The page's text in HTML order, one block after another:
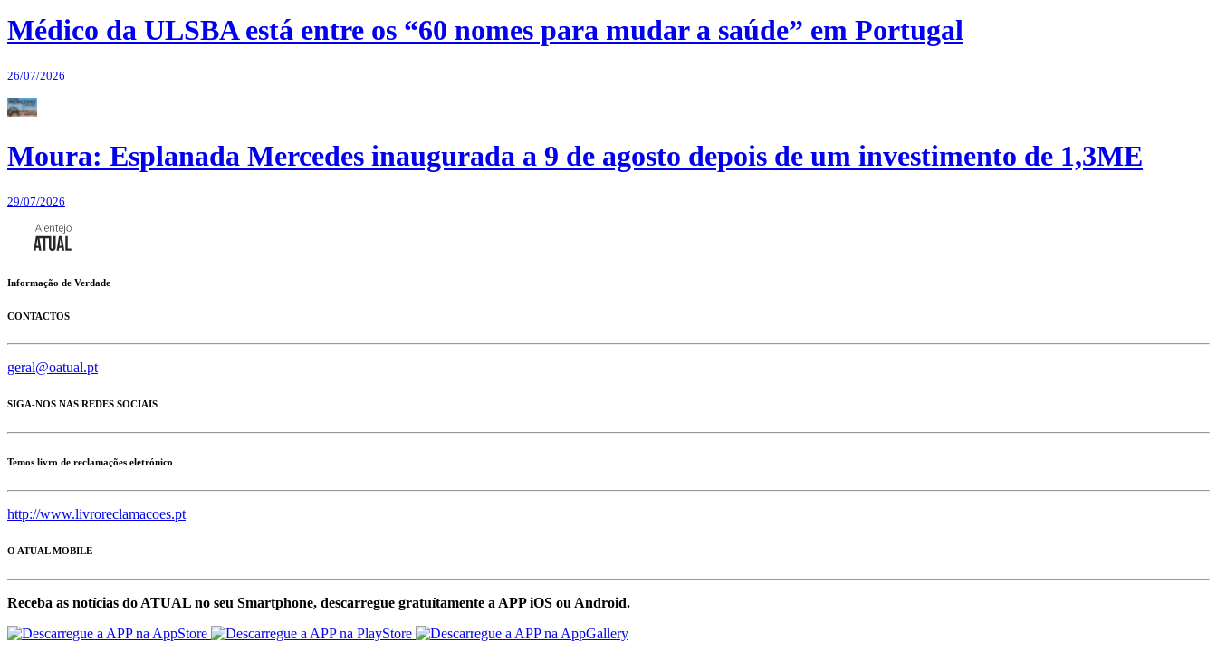
Médico da ULSBA está entre os “60 nomes para mudar a saúde” em Portugal
26/07/2026
Moura: Esplanada Mercedes inaugurada a 9 de agosto depois de um investimento de 1,3ME
29/07/2026
Informação de Verdade
CONTACTOS
geral@oatual.pt
SIGA-NOS NAS REDES SOCIAIS
Temos livro de reclamações eletrónico
http://www.livroreclamacoes.pt
O ATUAL MOBILE
Receba as notícias do ATUAL no seu Smartphone, descarregue gratuítamente a APP iOS ou Android.